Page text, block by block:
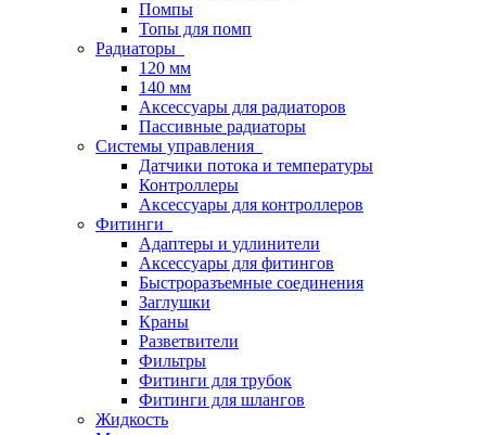
Помпы
Топы для помп
Радиаторы
120 мм
140 мм
Аксессуары для радиаторов
Пассивные радиаторы
Системы управления
Датчики потока и температуры
Контроллеры
Аксессуары для контроллеров
Фитинги
Адаптеры и удлинители
Аксессуары для фитингов
Быстроразъемные соединения
Заглушки
Краны
Разветвители
Фильтры
Фитинги для трубок
Фитинги для шлангов
Жидкость